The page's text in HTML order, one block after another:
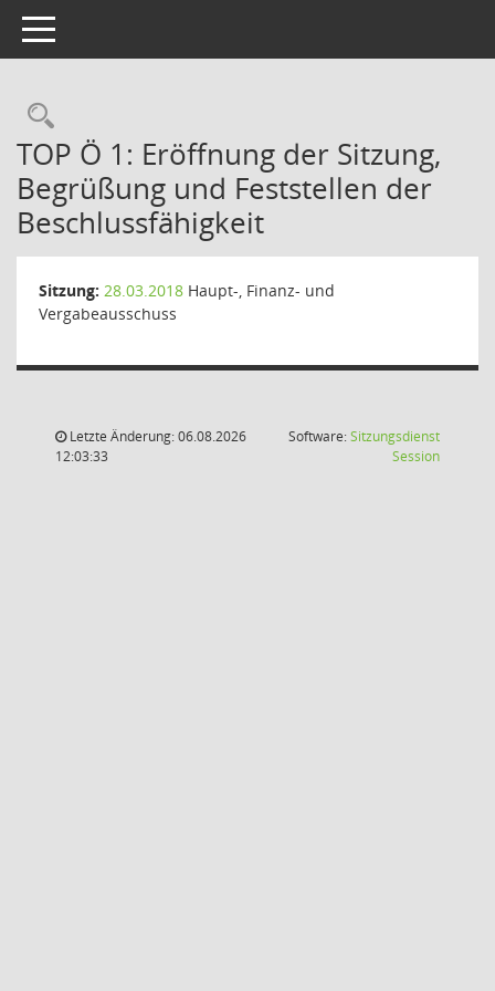
Toggle navigation
Rechercheauswahl
TOP Ö 1: Eröffnung der Sitzung,
Begrüßung und Feststellen der
Beschlussfähigkeit
Sitzung: 28.03.2018 Haupt-, Finanz- und
Vergabeausschuss
Letzte Änderung: 06.08.2026
12:03:33
Software:Sitzungsdienst
Session(Wird in